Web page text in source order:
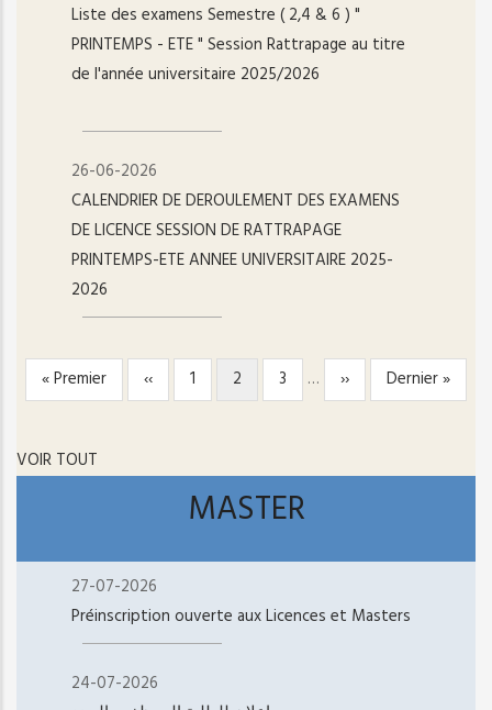
Liste des examens Semestre ( 2,4 & 6 ) "
PRINTEMPS - ETE " Session Rattrapage au titre
de l'année universitaire 2025/2026
26-06-2026
CALENDRIER DE DEROULEMENT DES EXAMENS
DE LICENCE SESSION DE RATTRAPAGE
PRINTEMPS-ETE ANNEE UNIVERSITAIRE 2025-
2026
PAGINATION
Première
page
« Premier
Page
précédente
‹‹ Page
1
Page
courante
2 Page
3 …
Page
suivante
››
Dernière
page
Dernier »
VOIR TOUT
MASTER
27-07-2026
Préinscription ouverte aux Licences et Masters
24-07-2026